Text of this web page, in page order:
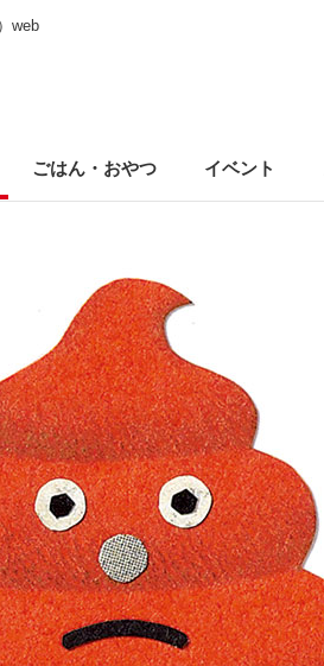
web
ごはん・おやつ イベント